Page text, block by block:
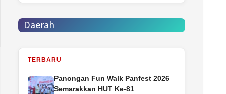
Daerah
TERBARU
Panongan Fun Walk Panfest 2026
Semarakkan HUT Ke-81